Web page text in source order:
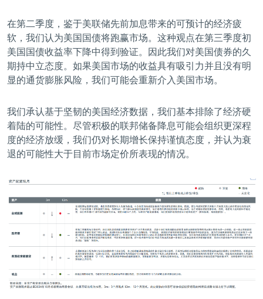
在第二季度，鉴于美联储先前加息带来的可预计的经济疲
软，我们认为美国国债将跑赢市场。这种观点在第三季度初
美国国债收益率下降中得到验证。因此我们对美国债券的久
期持中立态度。如果美国市场的收益具有吸引力并且没有明
显的通货膨胀风险，我们可能会重新介入美国市场。
我们承认基于坚韧的美国经济数据，我们基本排除了经济硬
着陆的可能性。尽管积极的联邦储备降息可能会组织更深程
度的经济放缓，我们仍对长期增长保持谨慎态度，并认为衰
退的可能性大于目前市场定价所表现的情况。